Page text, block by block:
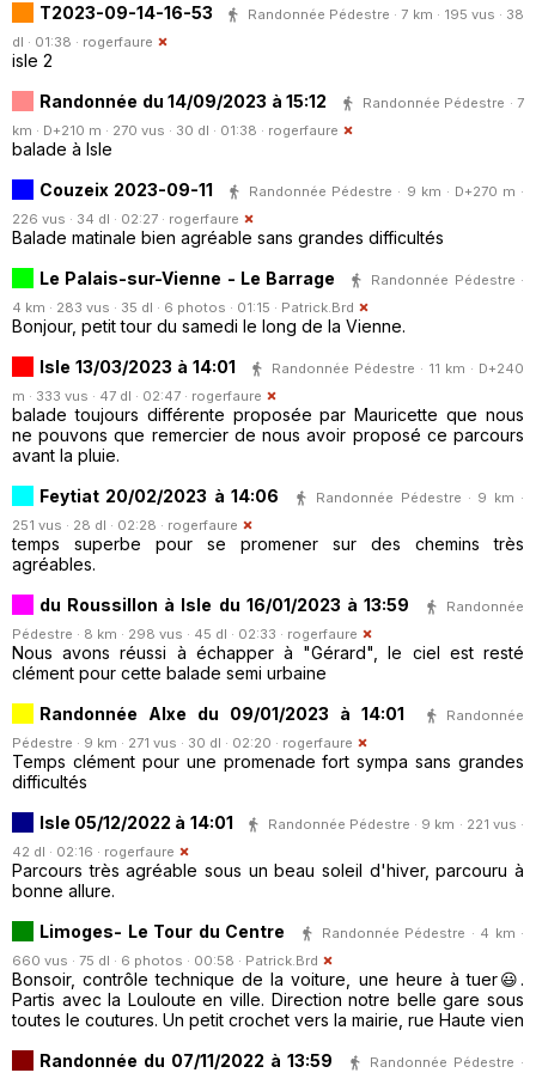
T2023-09-14-16-53
Randonnée Pédestre · 7 km · 195 vus · 38
dl · 01:38 · rogerfaure
isle 2
Randonnée du 14/09/2023 à 15:12
Randonnée Pédestre · 7
km · D+210 m · 270 vus · 30 dl · 01:38 · rogerfaure
balade à Isle
Couzeix 2023-09-11
Randonnée Pédestre · 9 km · D+270 m ·
226 vus · 34 dl · 02:27 · rogerfaure
Balade matinale bien agréable sans grandes difficultés
Le Palais-sur-Vienne - Le Barrage
Randonnée Pédestre ·
4 km · 283 vus · 35 dl · 6 photos · 01:15 · Patrick.Brd
Bonjour, petit tour du samedi le long de la Vienne.
Isle 13/03/2023 à 14:01
Randonnée Pédestre · 11 km · D+240
m · 333 vus · 47 dl · 02:47 · rogerfaure
balade toujours différente proposée par Mauricette que nous
ne pouvons que remercier de nous avoir proposé ce parcours
avant la pluie.
Feytiat 20/02/2023 à 14:06
Randonnée Pédestre · 9 km ·
251 vus · 28 dl · 02:28 · rogerfaure
temps superbe pour se promener sur des chemins très
agréables.
du Roussillon à Isle du 16/01/2023 à 13:59
Randonnée
Pédestre · 8 km · 298 vus · 45 dl · 02:33 · rogerfaure
Nous avons réussi à échapper à "Gérard", le ciel est resté
clément pour cette balade semi urbaine
Randonnée AIxe du 09/01/2023 à 14:01
Randonnée
Pédestre · 9 km · 271 vus · 30 dl · 02:20 · rogerfaure
Temps clément pour une promenade fort sympa sans grandes
difficultés
Isle 05/12/2022 à 14:01
Randonnée Pédestre · 9 km · 221 vus ·
42 dl · 02:16 · rogerfaure
Parcours très agréable sous un beau soleil d'hiver, parcouru à
bonne allure.
Limoges- Le Tour du Centre
Randonnée Pédestre · 4 km ·
660 vus · 75 dl · 6 photos · 00:58 · Patrick.Brd
Bonsoir, contrôle technique de la voiture, une heure à tuer😃.
Partis avec la Louloute en ville. Direction notre belle gare sous
toutes le coutures. Un petit crochet vers la mairie, rue Haute vien
Randonnée du 07/11/2022 à 13:59
Randonnée Pédestre ·